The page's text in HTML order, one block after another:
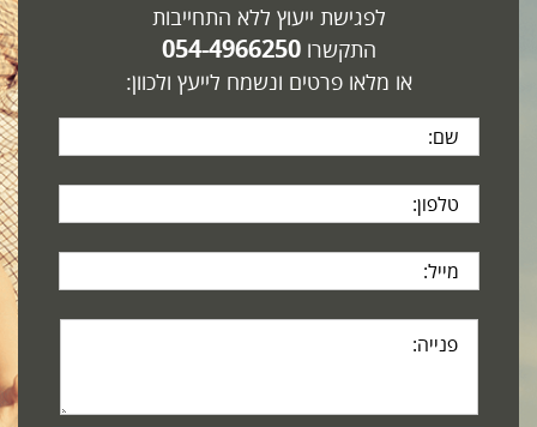
לפגישת ייעוץ ללא התחייבות
התקשרו054-4966250
או מלאו פרטים ונשמח לייעץ ולכוון: